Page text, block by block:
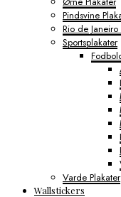
Pindsvine
Rio de Janeiro
Sportsplakater
Varde Plakater
Wallstickers